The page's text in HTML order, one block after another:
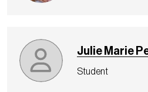
Julie Marie
Student